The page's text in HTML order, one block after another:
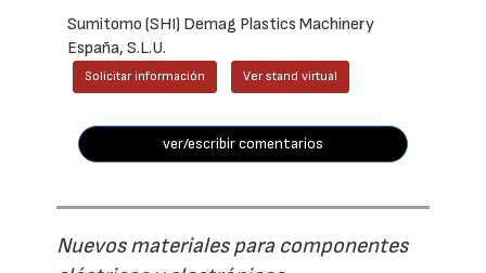
Sumitomo (SHI) Demag Plastics Machinery
España, S.L.U.
Solicitar información Ver stand virtual
ver/escribir comentarios
Nuevos materiales para componentes